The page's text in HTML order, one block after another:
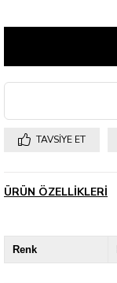
TAVSIYE ET
ÜRÜN ÖZELLIKLERI
Renk